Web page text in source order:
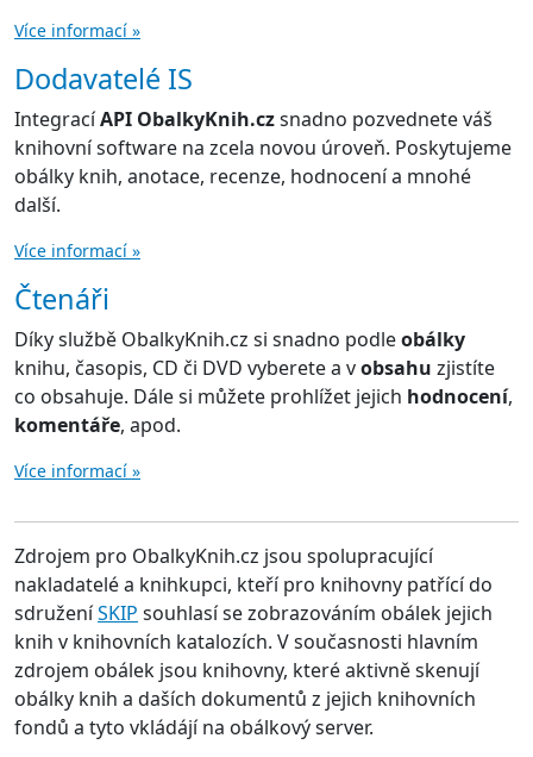
Více informací »
Dodavatelé IS
IntegracíAPI ObalkyKnih.czsnadno pozvednete váš
knihovní software na zcela novou úroveň. Poskytujeme
obálky knih, anotace, recenze, hodnocení a mnohé
další.
Více informací »
Čtenáři
Díky službě ObalkyKnih.cz si snadno podleobálky
knihu, časopis, CD či DVD vyberete a vobsahu zjistíte
co obsahuje. Dále si můžete prohlížet jejich hodnocení,
komentáře, apod.
Více informací »
Zdrojem pro ObalkyKnih.cz jsou spolupracující
nakladatelé a knihkupci, kteří pro knihovny patřící do
sdruženíSKIP souhlasí se zobrazováním obálek jejich
knih v knihovních katalozích. V současnosti hlavním
zdrojem obálek jsou knihovny, které aktivně skenují
obálky knih a daších dokumentů z jejich knihovních
fondů a tyto vkládájí na obálkový server.